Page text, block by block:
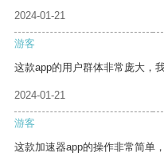
2024-01-21
游客
这款app的用户群体非常庞大，
2024-01-21
游客
这款加速器app的操作非常简单